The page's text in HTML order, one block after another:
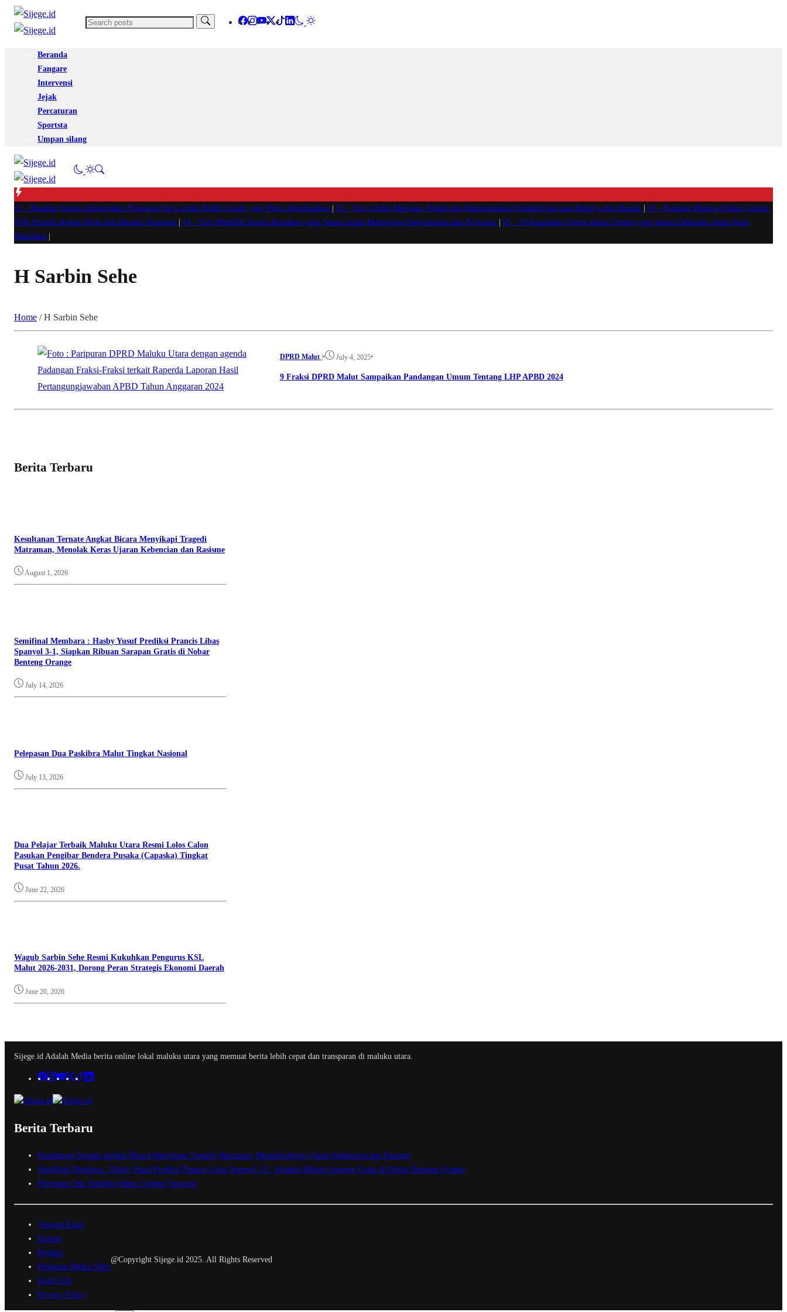
Beranda
Fangare
Intervensi
Jejak
Percaturan
Sportsta
Umpan silang
#1 - Masalah Utama Infrastruktur Pengisian Daya untuk Mobil Listrik yang Perlu Diperhatikan #2 - Tips Cerdas Mengatur Waktu dan Meningkatkan Produktivitas saat Bekerja dari Rumah #3 - Panduan Belanja Online Cerdas:
Pilih Produk dengan Bijak dan Hindari Penipuan
#4 - Tips Memilih Sepatu Marathon yang Sesuai untuk Menunjang Kenyamanan dan Performa #5 - 10 Kesalahan Umum dalam Fitness yang Harus Dihindari untuk Hasil
Maksimal
H Sarbin Sehe
Home /H Sarbin Sehe
DPRD Malut |• July 4, 2025•
9 Fraksi DPRD Malut Sampaikan Pandangan Umum Tentang LHP APBD 2024
Berita Terbaru
Kesultanan Ternate Angkat Bicara Menyikapi Tragedi
Matraman, Menolak Keras Ujaran Kebencian dan Rasisme
August 1, 2026
Semifinal Membara : Hasby Yusuf Prediksi Prancis Libas
Spanyol 3-1, Siapkan Ribuan Sarapan Gratis di Nobar
Benteng Orange
July 14, 2026
Pelepasan Dua Paskibra Malut Tingkat Nasional
July 13, 2026
Dua Pelajar Terbaik Maluku Utara Resmi Lolos Calon
Pasukan Pengibar Bendera Pusaka (Capaska) Tingkat
Pusat Tahun 2026.
June 22, 2026
Wagub Sarbin Sehe Resmi Kukuhkan Pengurus KSL
Malut 2026-2031, Dorong Peran Strategis Ekonomi Daerah
June 20, 2026
Sijege.id Adalah Media berita online lokal maluku utara yang memuat berita lebih cepat dan transparan di maluku utara.
Berita Terbaru
Kesultanan Ternate Angkat Bicara Menyikapi Tragedi Matraman, Menolak Keras Ujaran Kebencian dan Rasisme
Semifinal Membara : Hasby Yusuf Prediksi Prancis Libas Spanyol 3-1, Siapkan Ribuan Sarapan Gratis di Nobar Benteng Orange
Pelepasan Dua Paskibra Malut Tingkat Nasional
Tentang Kami
Kontak
Redaksi
Pedoman Media Siber
Kode Etik
Privacy Policy
@Copyright Sijege.id 2025. All Rights Reserved